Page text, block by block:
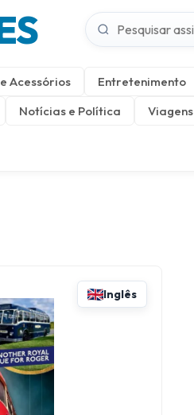
Acessórios Entretenimento
Notícias e Política Viagens
Inglês